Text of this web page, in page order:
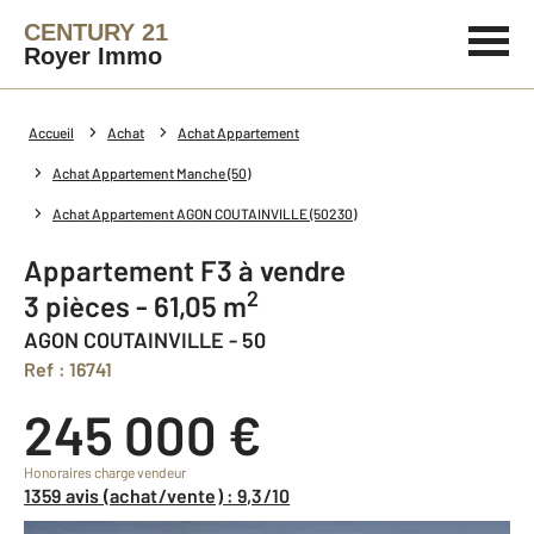
CENTURY 21
Royer Immo
Accueil Achat Achat Appartement
Achat Appartement Manche (50)
Achat Appartement AGON COUTAINVILLE (50230)
Appartement F3 à vendre
3 pièces - 61,05 m2
AGON COUTAINVILLE - 50
Ref : 16741
245 000 €
Honoraires charge vendeur
1359 avis (achat/vente) : 9,3/10